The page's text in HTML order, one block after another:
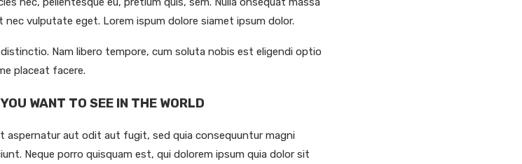
vulputate eget. Lorem ispum dolore siamet ipsum dolor.
Nam libero tempore, cum soluta nobis est eligendi optio
placeat facere.
WANT TO SEE IN THE WORLD
aspernatur aut odit aut fugit, sed quia consequuntur magni
Neque porro quisquam est, qui dolorem ipsum quia dolor sit